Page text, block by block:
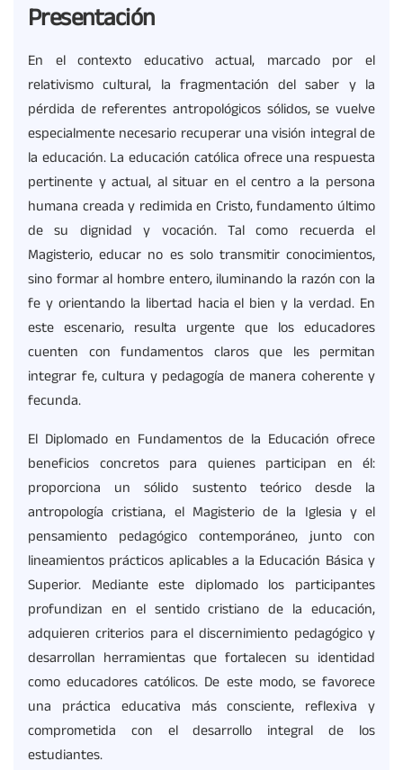
Presentación
En el contexto educativo actual, marcado por el
relativismo cultural, la fragmentación del saber y la
pérdida de referentes antropológicos sólidos, se vuelve
especialmente necesario recuperar una visión integral de
la educación. La educación católica ofrece una respuesta
pertinente y actual, al situar en el centro a la persona
humana creada y redimida en Cristo, fundamento último
de su dignidad y vocación. Tal como recuerda el
Magisterio, educar no es solo transmitir conocimientos,
sino formar al hombre entero, iluminando la razón con la
fe y orientando la libertad hacia el bien y la verdad. En
este escenario, resulta urgente que los educadores
cuenten con fundamentos claros que les permitan
integrar fe, cultura y pedagogía de manera coherente y
fecunda.
El Diplomado en Fundamentos de la Educación ofrece
beneficios concretos para quienes participan en él:
proporciona un sólido sustento teórico desde la
antropología cristiana, el Magisterio de la Iglesia y el
pensamiento pedagógico contemporáneo, junto con
lineamientos prácticos aplicables a la Educación Básica y
Superior. Mediante este diplomado los participantes
profundizan en el sentido cristiano de la educación,
adquieren criterios para el discernimiento pedagógico y
desarrollan herramientas que fortalecen su identidad
como educadores católicos. De este modo, se favorece
una práctica educativa más consciente, reflexiva y
comprometida con el desarrollo integral de los
estudiantes.